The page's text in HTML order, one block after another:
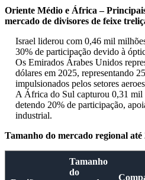
Oriente Médio e África –
mercado de divisores de feixe
Israel liderou com 0,46 mil
30% de participação devido à
Os Emirados Árabes Unidos
dólares em 2025, representando
impulsionados pelos setores
A África do Sul capturou 0,31 mil
detendo 20% de participação,
industrial.
Tamanho do mercado regional até
Tamanho
do